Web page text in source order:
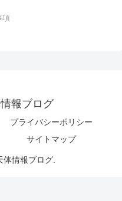
項
報ブログ
プライバシーポリシー
サイトマップ
情報ブログ.